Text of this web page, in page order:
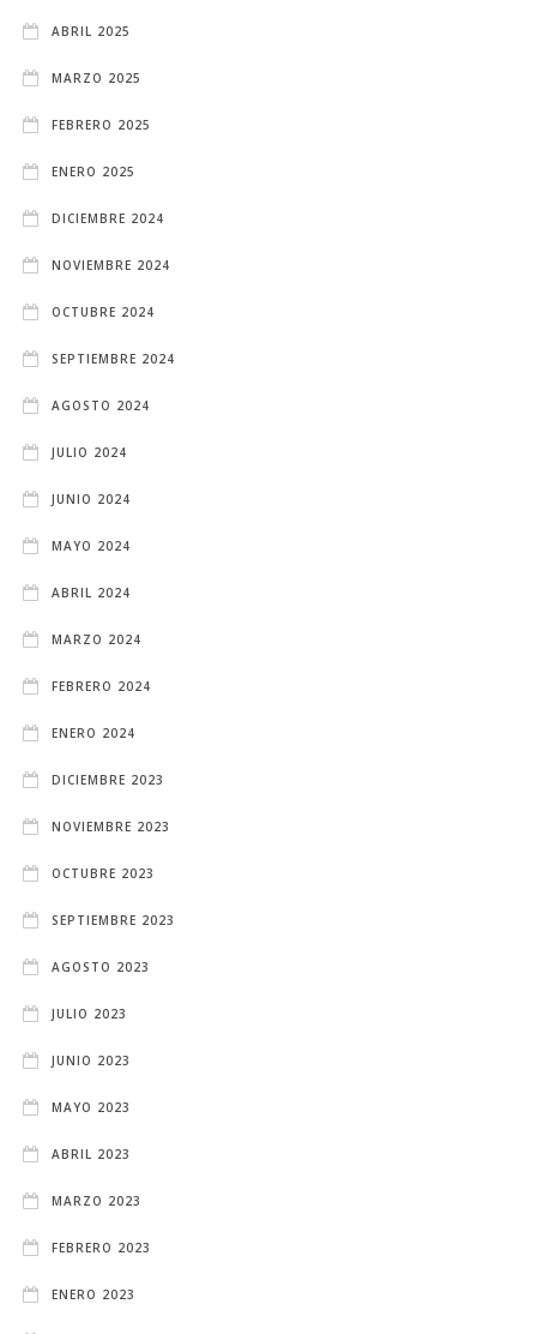
ABRIL 2025
MARZO 2025
FEBRERO 2025
ENERO 2025
DICIEMBRE 2024
NOVIEMBRE 2024
OCTUBRE 2024
SEPTIEMBRE 2024
AGOSTO 2024
JULIO 2024
JUNIO 2024
MAYO 2024
ABRIL 2024
MARZO 2024
FEBRERO 2024
ENERO 2024
DICIEMBRE 2023
NOVIEMBRE 2023
OCTUBRE 2023
SEPTIEMBRE 2023
AGOSTO 2023
JULIO 2023
JUNIO 2023
MAYO 2023
ABRIL 2023
MARZO 2023
FEBRERO 2023
ENERO 2023